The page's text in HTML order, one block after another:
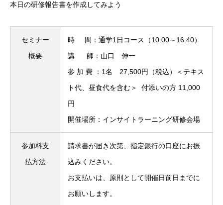
本日の研修報告書を作成してみよう
セミナー
概要
時 間：通学1日コース（10:00～16:40）
講 師：山口 伸一
参 加 費 ：1名 27,500円（税込）＜テキス
ト代、昼食代を含む＞ 付添いの方 11,000
円
開催場所：インサイトラーニング研修会場
参加料支
払方法
請求書が届き次第、指定銀行の口座にお振
込みください。
お支払いは、原則として開催日前日までに
お願いします。